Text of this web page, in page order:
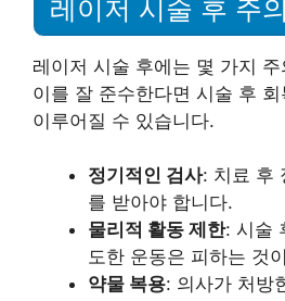
레이저 시술 후 주
레이저 시술 후에는 몇 가지
이를 잘 준수한다면 시술 후
이루어질 수 있습니다.
정기적인 검사: 치료 후
를 받아야 합니다.
물리적 활동 제한: 시술
도한 운동은 피하는 것
약물 복용: 의사가 처방